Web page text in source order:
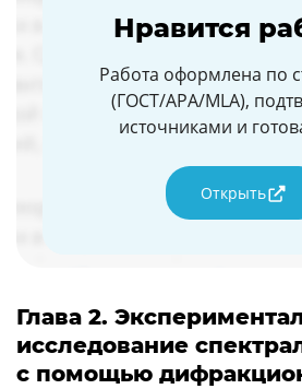
Нравится
Работа оформлена по
(ГОСТ/APA/MLA),
источниками и
Открыть
Глава 2.
исследование
с помощью